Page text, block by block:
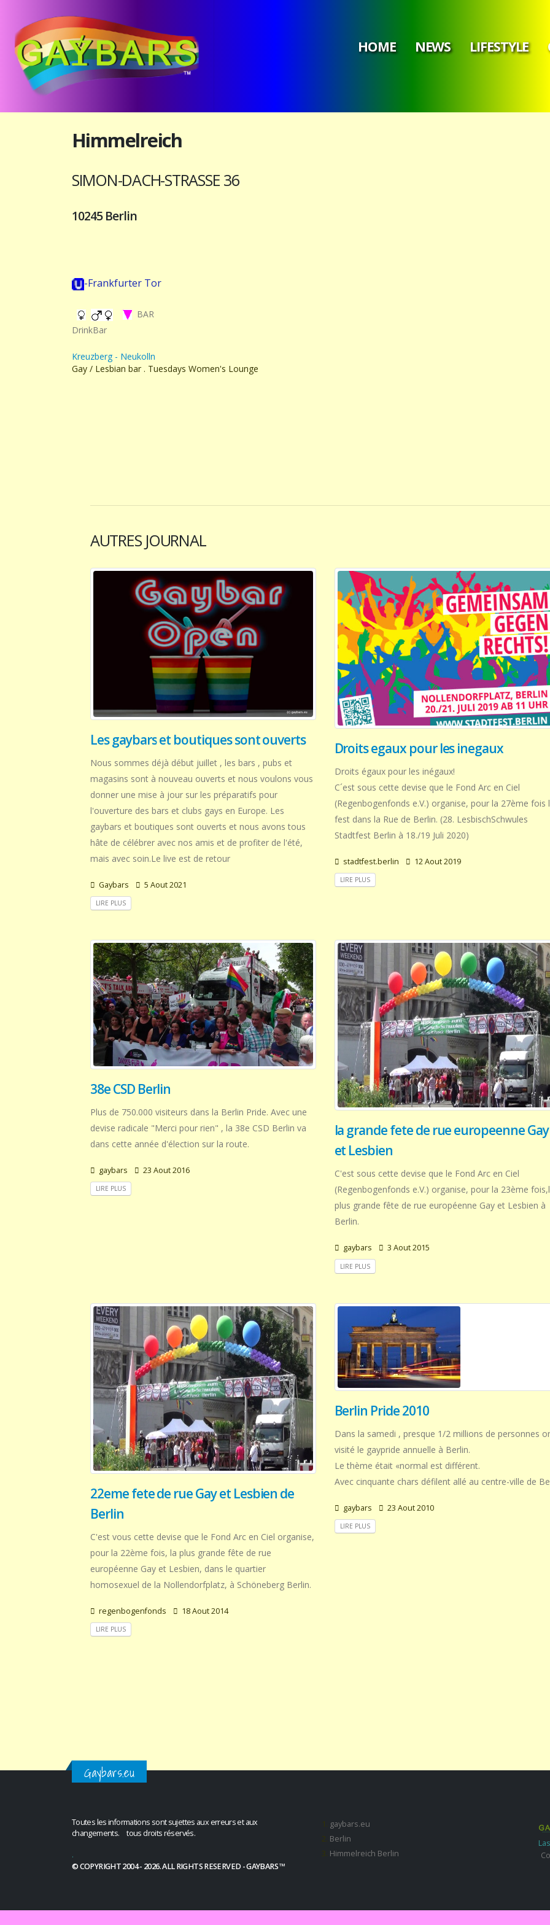
HOME NEWS LIFESTYLE
Himmelreich
SIMON-DACH-STRASSE 36
10245 Berlin
-Frankfurter Tor
BAR
DrinkBar
Kreuzberg - Neukolln
Gay / Lesbian bar . Tuesdays Women's Lounge
AUTRES JOURNAL
Les gaybars et boutiques sont ouverts
Nous sommes déjà début juillet , les bars , pubs et
magasins sont à nouveau ouverts et nous voulons vous
donner une mise à jour sur les préparatifs pour
l'ouverture des bars et clubs gays en Europe. Les
gaybars et boutiques sont ouverts et nous avons tous
hâte de célébrer avec nos amis et de profiter de l'été,
mais avec soin.Le live est de retour
Gaybars 5 Aout 2021
LIRE PLUS
Droits egaux pour les inegaux
Droits égaux pour les inégaux!
C´est sous cette devise que le Fond Arc en Ciel
(Regenbogenfonds e.V.) organise, pour la 27ème fois
fest dans la Rue de Berlin. (28. LesbischSchwules
Stadtfest Berlin à 18./19 Juli 2020)
stadtfest.berlin 12 Aout 2019
LIRE PLUS
38e CSD Berlin
Plus de 750.000 visiteurs dans la Berlin Pride. Avec une
devise radicale "Merci pour rien" , la 38e CSD Berlin va
dans cette année d'élection sur la route.
gaybars 23 Aout 2016
LIRE PLUS
la grande fete de rue europeenne Gay
et Lesbien
C'est sous cette devise que le Fond Arc en Ciel
(Regenbogenfonds e.V.) organise, pour la 23ème
plus grande fête de rue européenne Gay et Lesbien à
Berlin.
gaybars 3 Aout 2015
LIRE PLUS
22eme fete de rue Gay et Lesbien de
Berlin
C'est vous cette devise que le Fond Arc en Ciel organise,
pour la 22ème fois, la plus grande fête de rue
européenne Gay et Lesbien, dans le quartier
homosexuel de la Nollendorfplatz, à Schöneberg Berlin.
regenbogenfonds 18 Aout 2014
LIRE PLUS
Berlin Pride 2010
Dans la samedi , presque 1/2 millions de personnes
visité le gaypride annuelle à Berlin.
Le thème était «normal est différent.
Avec cinquante chars défilent allé au centre-ville de Be
gaybars 23 Aout 2010
LIRE PLUS
Gaybars.eu
Toutes les informations sont sujettes aux erreurs et aux
changements. tous droits réservés.
.
© COPYRIGHT 2004 - 2026. ALL RIGHTS RESERVED - GAYBARS ™
gaybars.eu
Berlin
Himmelreich Berlin